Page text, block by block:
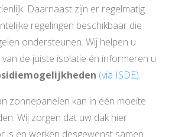
Daarnaast zijn er regelmatig
regelingen beschikbaar die
ondersteunen. Wij helpen u
de juiste isolatie én informeren u
(via ISDE).
zonnepanelen kan in één moeite
Wij zorgen dat uw dak hier
is en werken desgewenst samen